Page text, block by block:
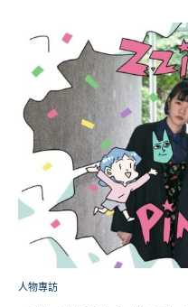
人物專訪